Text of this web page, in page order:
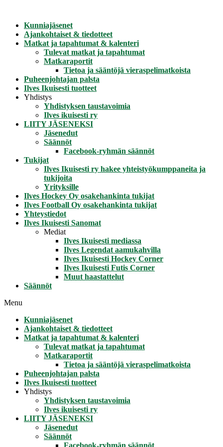
Kunniajäsenet
Ajankohtaiset & tiedotteet
Matkat ja tapahtumat & kalenteri
Tulevat matkat ja tapahtumat
Matkaraportit
Tietoa ja sääntöjä vieraspelimatkoista
Puheenjohtajan palsta
Ilves Ikuisesti tuotteet
Yhdistys
Yhdistyksen taustavoimia
Ilves ikuisesti ry
LIITY JÄSENEKSI
Jäsenedut
Säännöt
Facebook-ryhmän säännöt
Tukijat
Ilves Ikuisesti ry hakee yhteistyökumppaneita ja
tukijoita
Yrityksille
Ilves Hockey Oy osakehankinta tukijat
Ilves Football Oy osakehankinta tukijat
Yhteystiedot
Ilves Ikuisesti Sanomat
Mediat
Ilves Ikuisesti mediassa
Ilves Legendat aamukahvilla
Ilves Ikuisesti Hockey Corner
Ilves Ikuisesti Futis Corner
Muut haastattelut
Säännöt
Menu
Kunniajäsenet
Ajankohtaiset & tiedotteet
Matkat ja tapahtumat & kalenteri
Tulevat matkat ja tapahtumat
Matkaraportit
Tietoa ja sääntöjä vieraspelimatkoista
Puheenjohtajan palsta
Ilves Ikuisesti tuotteet
Yhdistys
Yhdistyksen taustavoimia
Ilves ikuisesti ry
LIITY JÄSENEKSI
Jäsenedut
Säännöt
Facebook-ryhmän säännöt